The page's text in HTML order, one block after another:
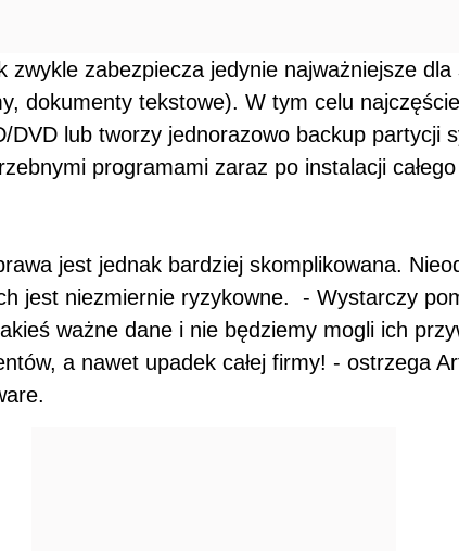
zwykle zabezpiecza jedynie najważniejsze dla
dokumenty tekstowe). W tym celu
DVD lub tworzy jednorazowo backup partycji
programami zaraz po instalacji
jest jednak bardziej skomplikowana.
jest niezmiernie ryzykowne. - Wystarczy
ważne dane i nie będziemy mogli ich
a nawet upadek całej firmy! - ostrzega